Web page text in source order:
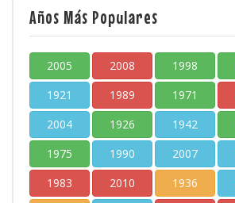
Años Más Populares
2005 2008 1998
1921
1989 1971
2004
1926 1942
1975
1990 2007
1983
2010 1936